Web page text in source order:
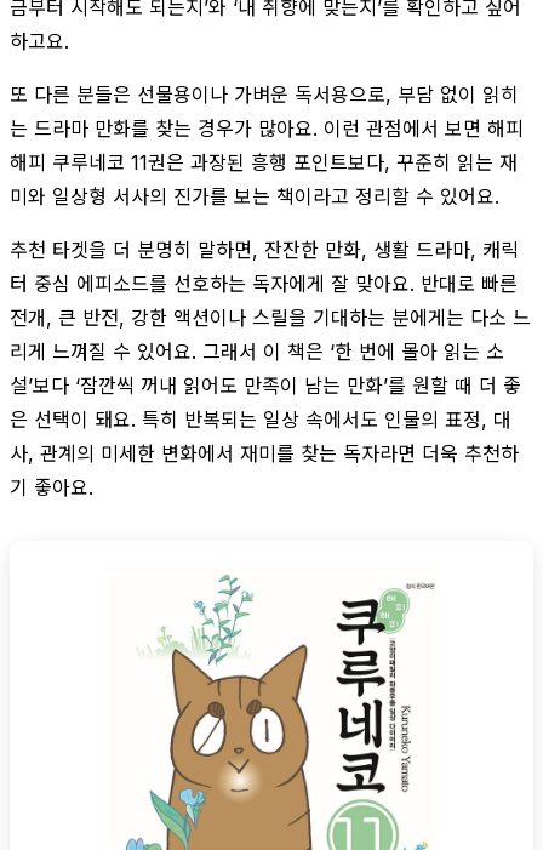
금부터 시작해도 되는지’와 ‘내 취향에 맞는지’를 확인하고 싶어
하고요.
또 다른 분들은 선물용이나 가벼운 독서용으로, 부담 없이 읽히
는 드라마 만화를 찾는 경우가 많아요. 이런 관점에서 보면 해피
해피 쿠루네코 11권은 과장된 흥행 포인트보다, 꾸준히 읽는 재
미와 일상형 서사의 진가를 보는 책이라고 정리할 수 있어요.
추천 타겟을 더 분명히 말하면, 잔잔한 만화, 생활 드라마, 캐릭
터 중심 에피소드를 선호하는 독자에게 잘 맞아요. 반대로 빠른
전개, 큰 반전, 강한 액션이나 스릴을 기대하는 분에게는 다소 느
리게 느껴질 수 있어요. 그래서 이 책은 ‘한 번에 몰아 읽는 소
설’보다 ‘잠깐씩 꺼내 읽어도 만족이 남는 만화’를 원할 때 더 좋
은 선택이 돼요. 특히 반복되는 일상 속에서도 인물의 표정, 대
사, 관계의 미세한 변화에서 재미를 찾는 독자라면 더욱 추천하
기 좋아요.